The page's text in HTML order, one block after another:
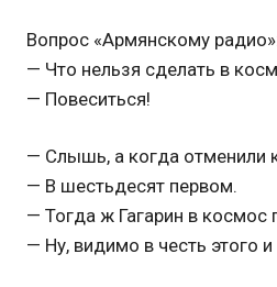
Вопрос «Армянскому
— Что нельзя сделать в
— Повеситься!
— Слышь, а когда отменили
— В шестьдесят первом.
— Тогда ж Гагарин в космос
— Ну, видимо в честь этого